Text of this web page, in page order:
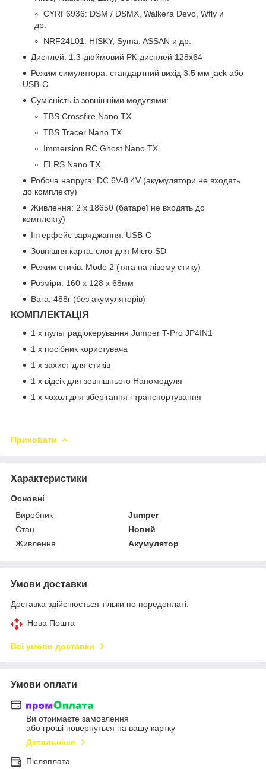
CYRF6936: DSM / DSMX, Walkera Devo, Wfly и
др.
NRF24L01: HISKY, Syma, ASSAN и др.
Дисплей: 1.3-дюймовий РК-дисплей 128х64
Режим симулятора: стандартний вихід 3.5 мм jack або
USB-С
Сумісність із зовнішніми модулями:
TBS Crossfire Nano TX
TBS Tracer Nano TX
Immersion RC Ghost Nano TX
ELRS Nano TX
Робоча напруга: DC 6V-8.4V (акумулятори не входять
до комплекту)
Живлення: 2 x 18650 (батареї не входять до
комплекту)
Інтерфейс заряджання: USB-C
Зовнішня карта: слот для Micro SD
Режим стиків: Mode 2 (тяга на лівому стику)
Розміри: 160 х 128 х 68мм
Вага: 488г (без акумуляторів)
КОМПЛЕКТАЦІЯ
1 x пульт радіокерування Jumper T-Pro JP4IN1
1 x посібник користувача
1 x захист для стиків
1 х відсік для зовнішнього Наномодуля
1 x чохол для зберігання і транспортування
Приховати
Характеристики
Основні
Виробник
Jumper
Стан
Новий
Живлення
Акумулятор
Умови доставки
Доставка здійснюється тільки по передоплаті.
Нова Пошта
Всі умови доставки
Умови оплати
Ви отримаєте замовлення
або гроші повернуться на вашу картку
Детальніше
Післяплата